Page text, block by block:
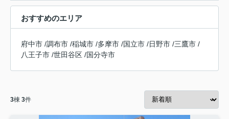
おすすめのエリア
府中市 /調布市 /稲城市 /多摩市 /国立市 /日野市 /三鷹市 /
八王子市 /世田谷区 /国分寺市
3棟 3件